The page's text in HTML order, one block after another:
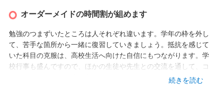
オーダーメイドの時間割が組めます
勉強のつまずいたところは人それぞれ違います。学年の枠を外し
て、苦手な箇所から一緒に復習していきましょう。抵抗を感じて
いた科目の克服は、高校生活へ向けた自信にもつながります。学
校行事も盛んですので、ほかの生徒や先生との交流を通して、コ
続きを読む